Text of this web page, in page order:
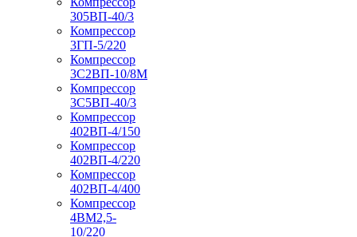
305ВП-40/3
Компрессор
3ГП-5/220
Компрессор
3С2ВП-10/8М
Компрессор
3С5ВП-40/3
Компрессор
402ВП-4/150
Компрессор
402ВП-4/220
Компрессор
402ВП-4/400
Компрессор
4ВМ2,5-
10/220